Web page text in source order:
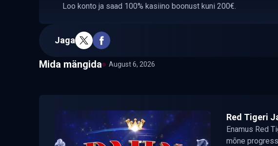
Loo konto ja saad 100% kasiino boonust kuni 200€.
Jaga
Mida mängida August 6, 2026
Red Tigeri
Enamus Red
mõne